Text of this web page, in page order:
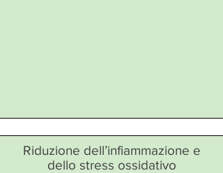
Riduzione dell’infiammazione e
dello stress ossidativo